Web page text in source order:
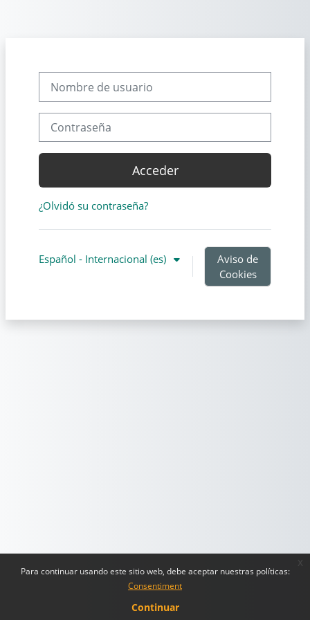
Para continuar usando este sitio web, debe aceptar nuestras políticas:
Consentiment
Continuar
x
Acceder
¿Olvidó su contraseña?
Español - Internacional ‎(es)‎
Aviso de
Cookies